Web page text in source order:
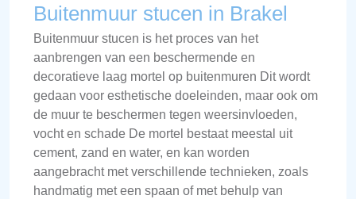
Buitenmuur stucen in Brakel
Buitenmuur stucen is het proces van het
aanbrengen van een beschermende en
decoratieve laag mortel op buitenmuren Dit wordt
gedaan voor esthetische doeleinden, maar ook om
de muur te beschermen tegen weersinvloeden,
vocht en schade De mortel bestaat meestal uit
cement, zand en water, en kan worden
aangebracht met verschillende technieken, zoals
handmatig met een spaan of met behulp van